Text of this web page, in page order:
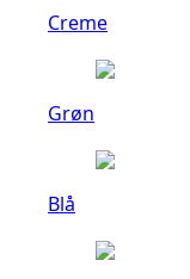
Creme
Grøn
Blå